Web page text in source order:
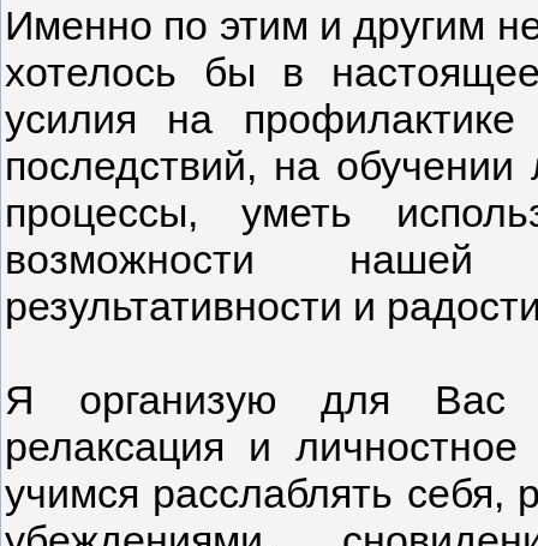
Именно по этим и другим
хотелось бы в
усилия на профилактике
последствий, на
процессы, уметь
возможности
результативности и
Я организую для Вас
релаксация и
учимся расслаблять себя,